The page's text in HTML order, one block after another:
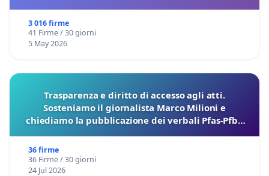
3 016 firme
41 Firme / 30 giorni
5 May 2026
Trasparenza e diritto di accesso agli atti.
Sosteniamo il giornalista Marco Milioni e
chiediamo la pubblicazione dei verbali Pfas-Pfba
36 firme
36 Firme / 30 giorni
24 Jul 2026